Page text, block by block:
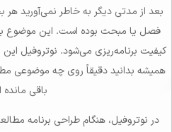
بعد از مدتی دیگر به خاطر نمی‌آورید هر
فصل یا مبحث بوده است. این موضوع
کیفیت برنامه‌ریزی می‌شود. نوتروفیل
همیشه بدانید دقیقاً روی چه موضوعی
باقی
در نوتروفیل، هنگام طراحی برنامه